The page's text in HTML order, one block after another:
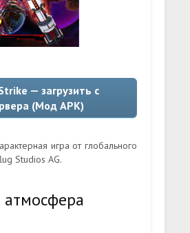
— загрузить с
(Мод APK)
игра от глобального
Studios AG.
атмосфера